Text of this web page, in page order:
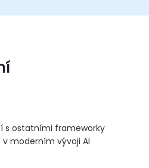
s ostatními frameworky
v moderním vývoji AI